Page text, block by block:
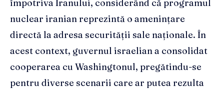
împotriva Iranului, considerând că programul
nuclear iranian reprezintă o amenințare
directă la adresa securității sale naționale. În
acest context, guvernul israelian a consolidat
cooperarea cu Washingtonul, pregătindu-se
pentru diverse scenarii care ar putea rezulta